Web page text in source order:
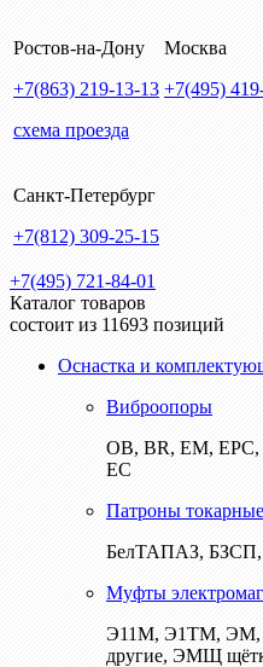
Ростов-на-Дону
+7(863) 219-13-13
схема проезда
Москва
+7(495)
Санкт-Петербург
+7(812) 309-25-15
+7(495) 721-84-01
Каталог товаров
состоит из 11693 позиций
Оснастка и
Виброопоры
ОВ, BR, EM,
EC
Патроны токарные
БелТАПАЗ, БЗСП,
Муфты
Э11М, Э1ТМ, ЭМ,
другие, ЭМЩ